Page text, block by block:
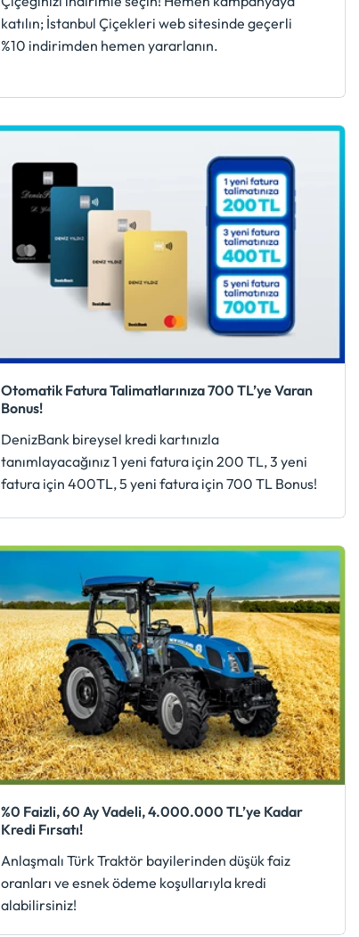
katılın; İstanbul Çiçekleri web sitesinde geçerli
%10 indirimden hemen yararlanın.
Otomatik Fatura Talimatlarınıza 700 TL’ye Varan
Bonus!
DenizBank bireysel kredi kartınızla
tanımlayacağınız 1 yeni fatura için 200 TL, 3 yeni
fatura için 400TL, 5 yeni fatura için 700 TL Bonus!
%0 Faizli, 60 Ay Vadeli, 4.000.000 TL’ye Kadar
Kredi Fırsatı!
Anlaşmalı Türk Traktör bayilerinden düşük faiz
oranları ve esnek ödeme koşullarıyla kredi
alabilirsiniz!